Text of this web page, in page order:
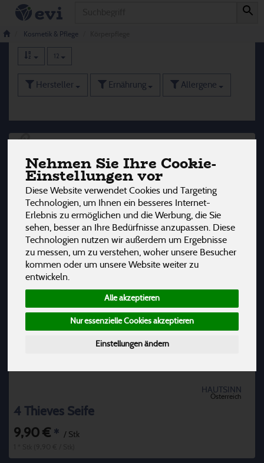
Nehmen Sie Ihre Cookie-
Einstellungen vor
Diese Website verwendet Cookies und Targeting
Technologien, um Ihnen ein besseres Internet-
Erlebnis zu ermöglichen und die Werbung, die Sie
sehen, besser an Ihre Bedürfnisse anzupassen. Diese
Technologien nutzen wir außerdem um Ergebnisse
zu messen, um zu verstehen, woher unsere Besucher
kommen oder um unsere Website weiter zu
entwickeln.
Alle akzeptieren
Nur essenzielle Cookies akzeptieren
Einstellungen ändern
Kosmetik & Pflege
Körperpflege
12
Hersteller Ernährung Allergene
HAUTSINN
Österreich
4 Thieves Seife
9,90 € * / Stk